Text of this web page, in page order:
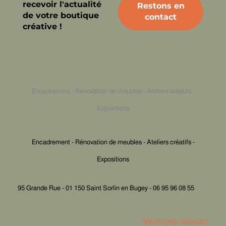
recevoir l'actualité
de votre boutique
créative !
Encadrement - Rénovation de meubles - Ateliers créatifs -
Expositions
Encadrement - Rénovation de meubles - Ateliers créatifs -
Expositions
95 Grande Rue - 01 150 Saint Sorlin en Bugey - 06 95 96 08 55
MENTIONS LÉGALES